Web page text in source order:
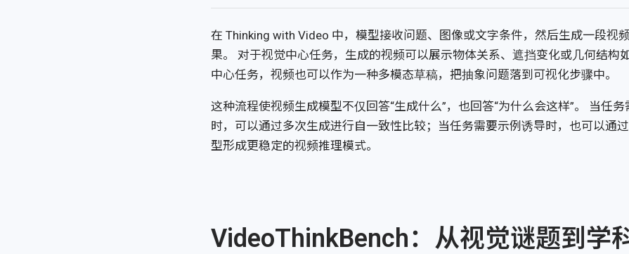
在 Thinking with Video 中，模型接收问题、图像或文字条件，然后生成一段视
果。 对于视觉中心任务，生成的视频可以展示物体关系、遮挡变化或几何结构
中心任务，视频也可以作为一种多模态草稿，把抽象问题落到可视化步骤中。
这种流程使视频生成模型不仅回答“生成什么”，也回答“为什么会这样”。 当任
时，可以通过多次生成进行自一致性比较；当任务需要示例诱导时，也可以通
型形成更稳定的视频推理模式。
VideoThinkBench：从视觉谜题到学